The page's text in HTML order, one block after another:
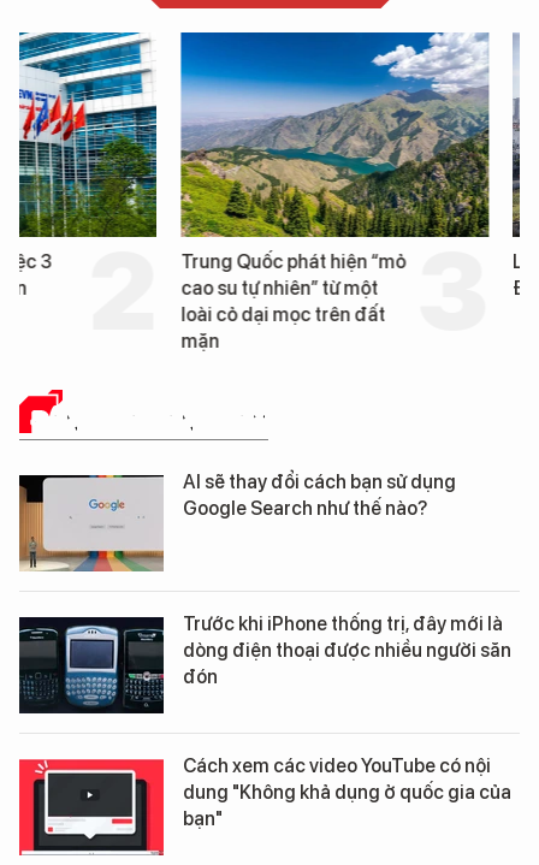
Trung Quốc phát hiện “mỏ
cao su tự nhiên” từ một
loài cỏ dại mọc trên đất
Loạt dự án bất động
Đà Nẵng sắp bị kiểm
ĐÁNH GIÁ SẢN PHẨM
AI sẽ thay đổi cách bạn sử dụng
Google Search như thế nào?
Trước khi iPhone thống trị, đây mới là
dòng điện thoại được nhiều người săn
đón
Cách xem các video YouTube có nội
dung "Không khả dụng ở quốc gia của
bạn"